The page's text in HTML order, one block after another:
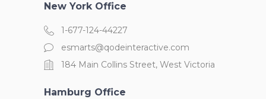
New York Office
1-677-124-44227
esmarts@qodeinteractive.com
184 Main Collins Street, West Victoria
Hamburg Office